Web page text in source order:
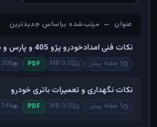
عنوان — مرتب‌شده براساس جدیدترین
عنوان — مرتب‌شده براساس جدیدترین
نکات فنی امدادخودرو پژو 405 و پارس و سمند
1 هفته پیش 0.55 MB
PDF
208
نکات نگهداری و تعمیرات باتری خودرو
1 هفته پیش 0.05 MB
PDF
144